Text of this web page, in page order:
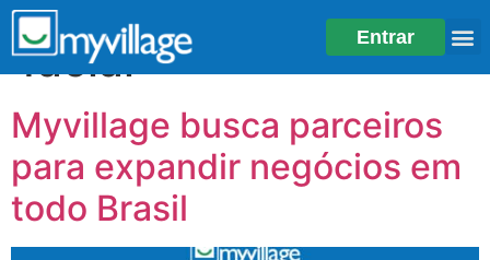
Entrar
facial
Myvillage busca parceiros
para expandir negócios em
todo Brasil